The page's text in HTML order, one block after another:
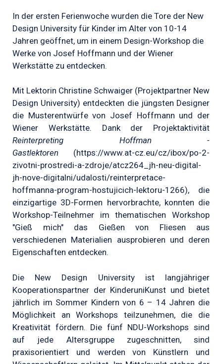
In der ersten Ferienwoche wurden die Tore der New
Design University für Kinder im Alter von 10-14
Jahren geöffnet, um in einem Design-Workshop die
Werke von Josef Hoffmann und der Wiener
Werkstätte zu entdecken.
Mit Lektorin Christine Schwaiger (Projektpartner New
Design University) entdeckten die jüngsten Designer
die Musterentwürfe von Josef Hoffmann und der
Wiener Werkstätte. Dank der Projektaktivität
Reinterpreting Hoffman -
Gastlektoren (https://www.at-cz.eu/cz/ibox/po-2-
zivotni-prostredi-a-zdroje/atcz264_jh-neu-digital-
jh-nove-digitalni/udalosti/reinterpretace-
hoffmanna-program-hostujicich-lektoru-1266), die
einzigartige 3D-Formen hervorbrachte, konnten die
Workshop-Teilnehmer im thematischen Workshop
"Gieß mich" das Gießen von Fliesen aus
verschiedenen Materialien ausprobieren und deren
Eigenschaften entdecken.
Die New Design University ist langjähriger
Kooperationspartner der KinderuniKunst und bietet
jährlich im Sommer Kindern von 6 – 14 Jahren die
Möglichkeit an Workshops teilzunehmen, die die
Kreativität fördern. Die fünf NDU-Workshops sind
auf jede Altersgruppe zugeschnitten, sind
praxisorientiert und werden von Künstlern und